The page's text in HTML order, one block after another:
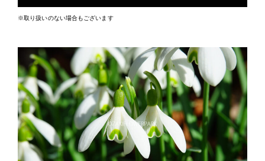
※取り扱いのない場合もございます